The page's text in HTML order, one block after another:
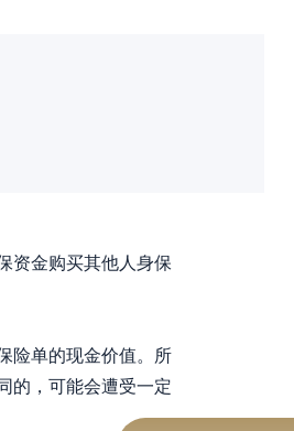
资金购买其他人身保
险单的现金价值。所
的，可能会遭受一定